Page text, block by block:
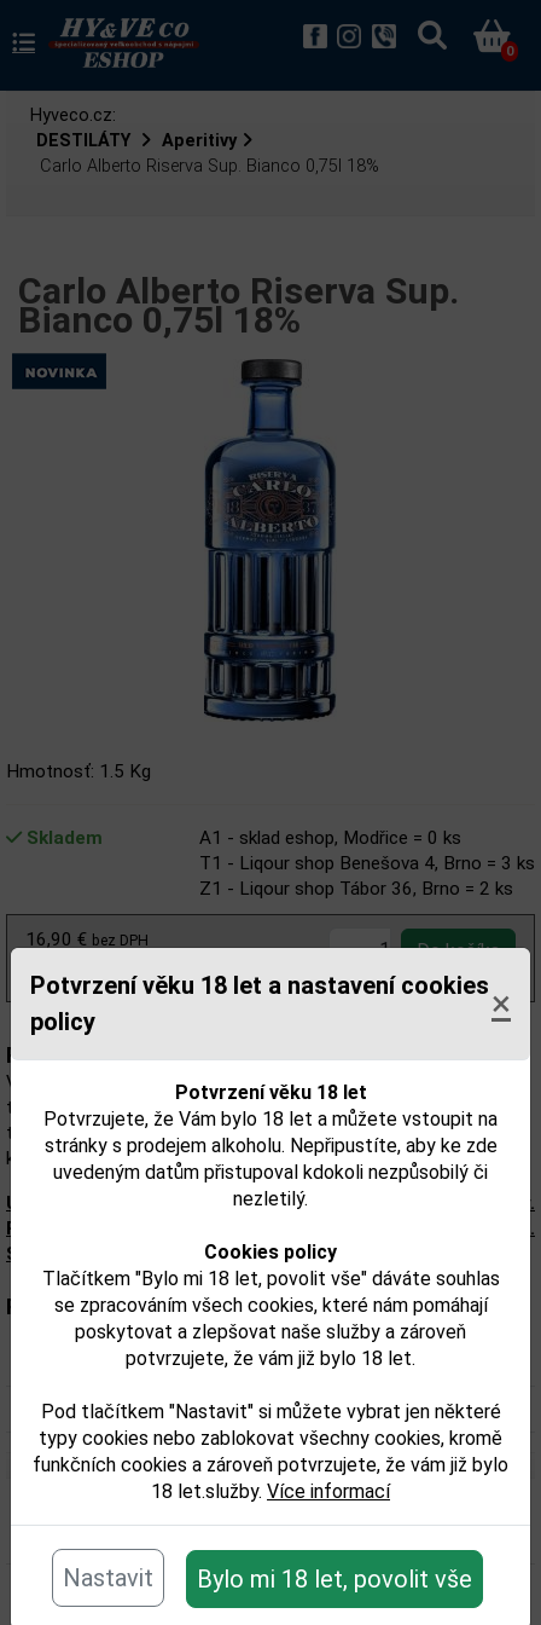
Potvrzení věku 18 let a nastavení cookies
policy
×
Potvrzení věku 18 let
Potvrzujete, že Vám bylo 18 let a můžete vstoupit na
stránky s prodejem alkoholu. Nepřipustíte, aby ke zde
uvedeným datům přistupoval kdokoli nezpůsobilý či
nezletilý.
Cookies policy
Tlačítkem "Bylo mi 18 let, povolit vše" dáváte souhlas
se zpracováním všech cookies, které nám pomáhají
poskytovat a zlepšovat naše služby a zároveň
potvrzujete, že vám již bylo 18 let.
Pod tlačítkem "Nastavit" si můžete vybrat jen některé
typy cookies nebo zablokovat všechny cookies, kromě
funkčních cookies a zároveň potvrzujete, že vám již bylo
18 let.služby. Více informací
Nastavit Bylo mi 18 let, povolit vše
0
Hyveco.cz:
DESTILÁTY
Aperitivy
Carlo Alberto Riserva Sup. Bianco 0,75l 18%
Carlo Alberto Riserva Sup.
Bianco 0,75l 18%
Hmotnosť: 1.5 Kg
Skladem
A1 - sklad eshop, Modřice = 0 ks
T1 - Liqour shop Benešova 4, Brno = 3 ks
Z1 - Liqour shop Tábor 36, Brno = 2 ks
16,90 € bez DPH
20,79 €s DPH
Popis:
Vůně s tóny třešní, čerstvého letního ovoce, květin, řebříčku a
tonkových bobů, divokých bylin (pampelišky a máty), srdce z
teplého koření, červeného ovoce, pomerančové kůry a exotické
kvasie. Dokonale vyvážený.
Upozorňujeme, že tento produkt môže obsahovať alergény.
Presné zloženie a alergény sú k dispozícii na obale výrobku.
Skontrolujte prosím pred konzumáciou.
Parametry:
Obsah alkoholu obj. %:
Objem obalu (L): 0,75
Související zboží